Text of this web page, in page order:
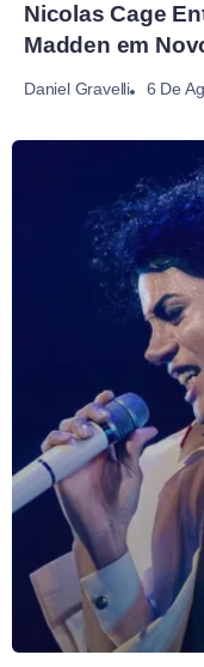
Nicolas Cage
Madden em
Daniel Gravelli 6 De